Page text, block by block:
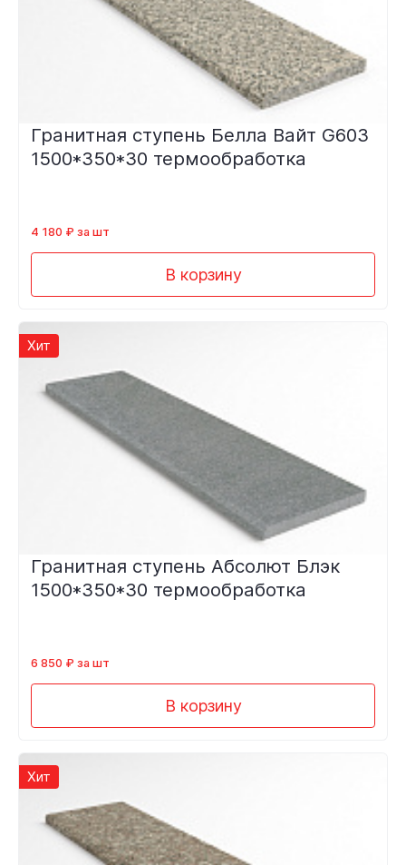
Гранитная ступень Белла Вайт G603
1500*350*30 термообработка
4 180 ₽ за шт
В корзину
Хит
Гранитная ступень Абсолют Блэк
1500*350*30 термообработка
6 850 ₽ за шт
В корзину
Хит